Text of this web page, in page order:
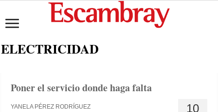
ELECTRICIDAD
Poner el servicio donde haga falta
10
YANELA PÉREZ RODRÍGUEZ